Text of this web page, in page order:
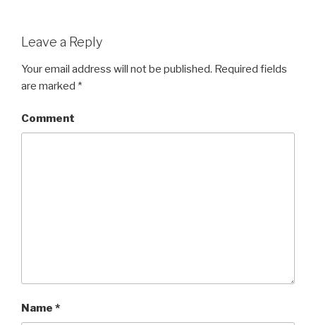
Leave a Reply
Your email address will not be published. Required fields
are marked *
Comment
Name *